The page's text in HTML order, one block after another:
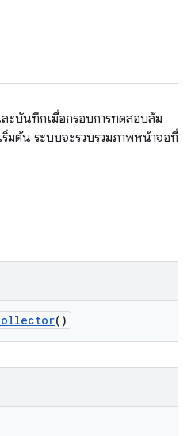
ะบันทึกเมื่อกรอบการทดสอบล้ม
ริ่มต้น ระบบจะรวบรวมภาพหน้าจอที่
()